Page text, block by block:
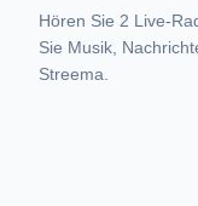
Hören Sie 2 Live-
Sie Musik,
Streema.